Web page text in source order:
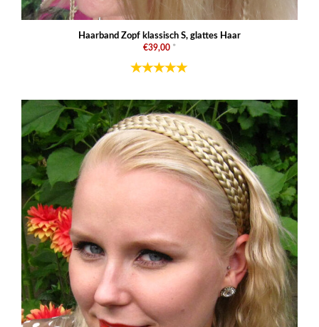
Haarband Zopf klassisch S, glattes Haar
€39,00 *